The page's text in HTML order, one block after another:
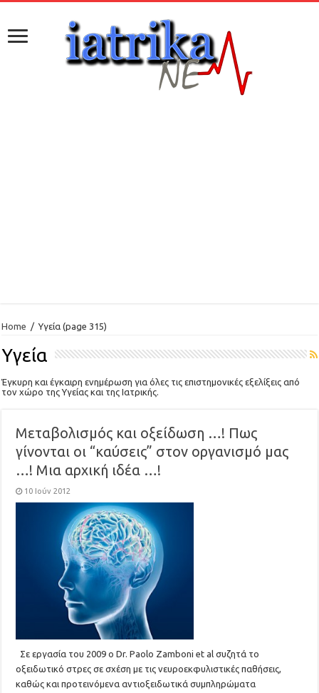
Home / Υγεία (page 315)
Υγεία
Έγκυρη και έγκαιρη ενημέρωση για όλες τις επιστημονικές εξελίξεις από
τον χώρο της Υγείας και της Ιατρικής.
Μεταβολισμός και οξείδωση …! Πως
γίνονται οι “καύσεις” στον οργανισμό μας
…! Μια αρχική ιδέα …!
10 Ιούν 2012
Σε εργασία του 2009 ο Dr. Paolo Zamboni et al συζητά το
οξειδωτικό στρες σε σχέση με τις νευροεκφυλιστικές παθήσεις,
καθώς και προτεινόμενα αντιοξειδωτικά συμπληρώματα